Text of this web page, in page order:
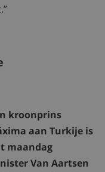
kroonprins
aan Turkije is
maandag
Van Aartsen